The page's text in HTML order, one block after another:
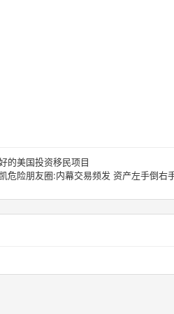
的美国投资移民项目
危险朋友圈:内幕交易频发 资产左手倒右